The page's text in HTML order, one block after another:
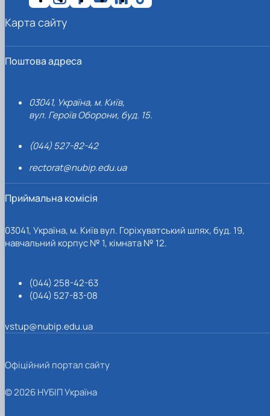
Поштова адреса
03041, Україна, м. Київ,
вул. Героїв Оборони, буд. 15.
(044) 527-82-42
rectorat@nubip.edu.ua
Приймальна комісія
03041, Україна, м. Київ вул. Горіхуватський шлях, буд. 19,
навчальний корпус № 1, кімната № 12.
(044) 258-42-63
(044) 527-83-08
vstup@nubip.edu.ua
Карта сайту
Офіційний портал сайту
© 2026 НУБІП Україна